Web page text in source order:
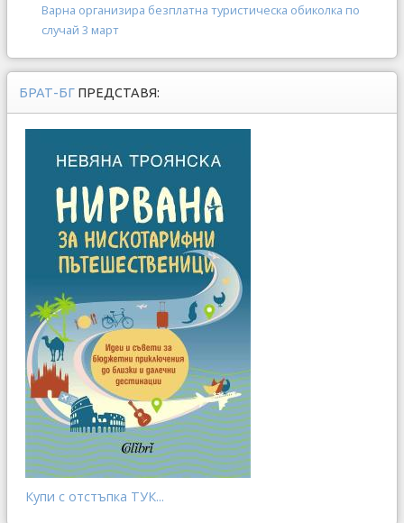
Варна организира безплатна туристическа обиколка по
случай 3 март
БРАТ-БГ ПРЕДСТАВЯ:
Купи с отстъпка ТУК...